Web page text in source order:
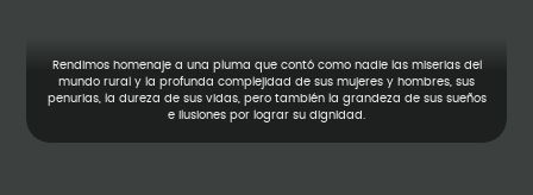
Rendimos homenaje a una pluma que contó como nadie las miserias del
mundo rural y la profunda complejidad de sus mujeres y hombres, sus
penurias, la dureza de sus vidas, pero también la grandeza de sus sueños
e ilusiones por lograr su dignidad.